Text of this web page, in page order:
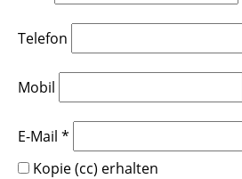
Telefon
Mobil
E-Mail *
Kopie (cc) erhalten